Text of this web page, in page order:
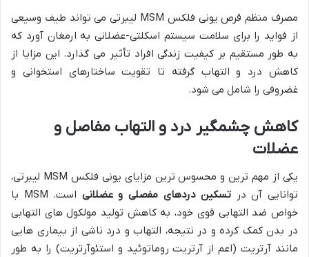
مصرف منظم قرص یونی فلکس MSM لیبرتی می تواند طیف وسیعی
از فواید را برای سلامت سیستم اسکلتی-عضلانی به ارمغان آورد که
به طور مستقیم بر کیفیت زندگی افراد تأثیر می گذارد. این مزایا از
کاهش درد و التهاب گرفته تا تقویت ساختارهای استخوانی و
غضروفی را شامل می شود.
کاهش چشمگیر درد و التهاب مفاصل و
عضلات
یکی از مهم ترین و محسوس ترین مزایای یونی فلکس MSM لیبرتی،
توانایی آن در تسکین دردهای مفصلی و عضلانی
است. MSM با
خواص ضد التهابی قوی خود، به کاهش تولید مولکول های التهابی
در بدن کمک کرده و در نتیجه، التهاب و درد ناشی از بیماری هایی
مانند آرتریت (اعم از آرتریت روماتوئید و استئوآرتریت) را به طور